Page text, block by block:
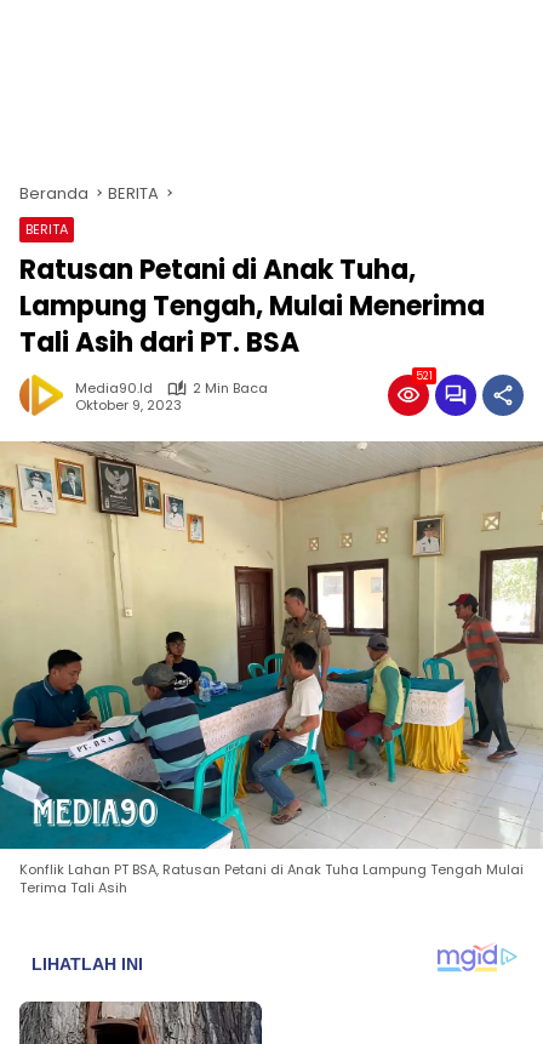
Beranda BERITA
BERITA
Ratusan Petani di Anak Tuha,
Lampung Tengah, Mulai Menerima
Tali Asih dari PT. BSA
Media90.id
2 Min Baca
Oktober 9, 2023
521
Konflik Lahan PT BSA, Ratusan Petani di Anak Tuha Lampung Tengah Mulai
Terima Tali Asih